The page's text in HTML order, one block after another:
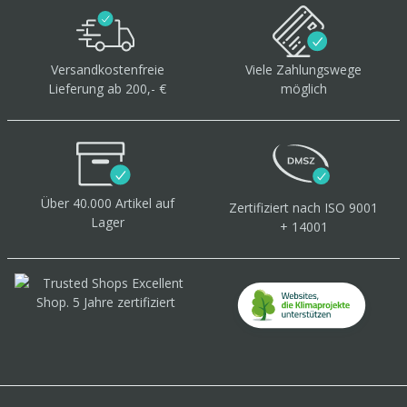
Versandkostenfreie
Lieferung ab 200,- €
Viele Zahlungswege
möglich
Über 40.000 Artikel auf
Lager
Zertifiziert nach ISO 9001
+ 14001